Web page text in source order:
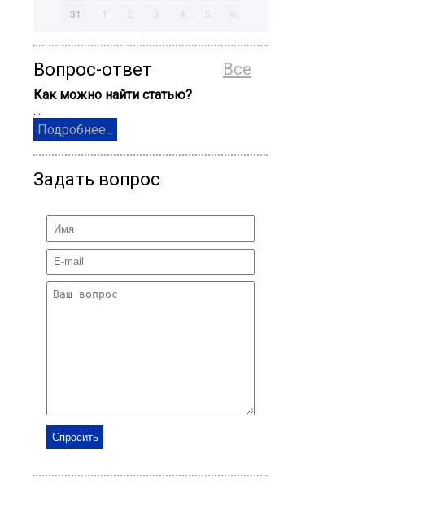
31
1 2 3 4 5 6
Все
Вопрос-ответ
Как можно найти статью?
...
Подробнее...
Задать вопрос